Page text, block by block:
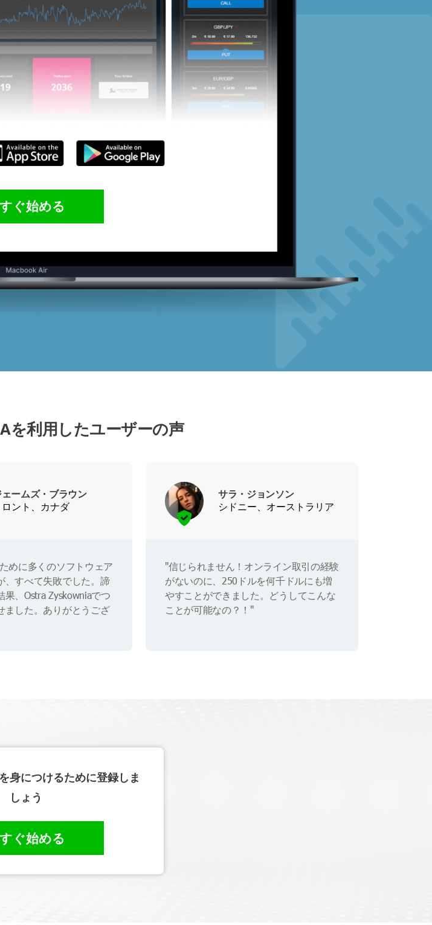
ぐ始める
を利用したユーザーの声
ームズ・ブラウン
ロント、カナダ
めに多くのソフトウェア
、すべて失敗でした。諦
果、Ostra Zyskowniaでつ
ました。ありがとうござ
サラ・ジョンソン
シドニー、オーストラリア
"信じられません！オンライン取引の経験
がないのに、250ドルを何千ドルにも増
やすことができました。どうしてこんな
ことが可能なの？！"
身につけるために登録しま
しょう
ぐ始める